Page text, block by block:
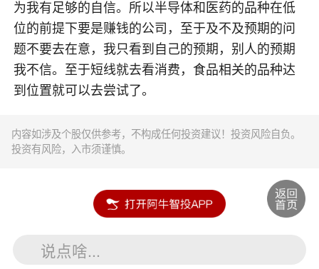
为我有足够的自信。所以半导体和医药的品种在低
位的前提下要是赚钱的公司，至于及不及预期的问
题不要去在意，我只看到自己的预期，别人的预期
我不信。至于短线就去看消费，食品相关的品种达
到位置就可以去尝试了。
内容如涉及个股仅供参考，不构成任何投资建议！投资风险自负。
投资有风险，入市须谨慎。
说点啥...